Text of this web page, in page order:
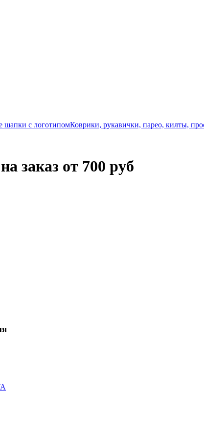
шапки с логотипомКоврики, рукавички, парео, килты,
заказ от 700 руб